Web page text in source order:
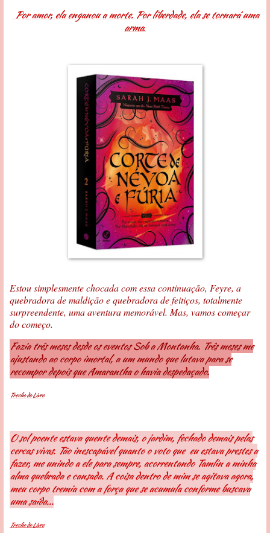
Por amor, ela enganou a morte. Por liberdade, ela se tornará uma
arma.
Estou simplesmente chocada com essa continuação, Feyre, a
quebradora de maldição e quebradora de feitiços, totalmente
surpreendente, uma aventura memorável. Mas, vamos começar
do começo.
Fazia três meses desde os eventos Sob a Montanha. Três meses me
ajustando ao corpo imortal, a um mundo que lutava para se
recompor depois que Amarantha o havia despedaçado.
Trecho do Livro
O sol poente estava quente demais, o jardim, fechado demais pelas
cercas vivas. Tão inescapável quanto o voto que eu estava prestes a
fazer, me unindo a ele para sempre, acorrentando Tamlin a minha
alma quebrada e cansada. A coisa dentro de mim se agitava agora,
meu corpo tremia com a força que se acumula conforme buscava
uma saída...
Trecho do Livro